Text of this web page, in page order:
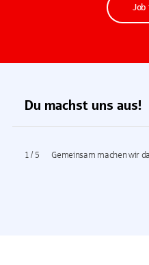
Job
Du machst uns aus!
1 / 5 Gemeinsam machen wir